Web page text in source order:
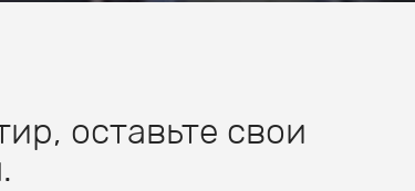
оставьте свои